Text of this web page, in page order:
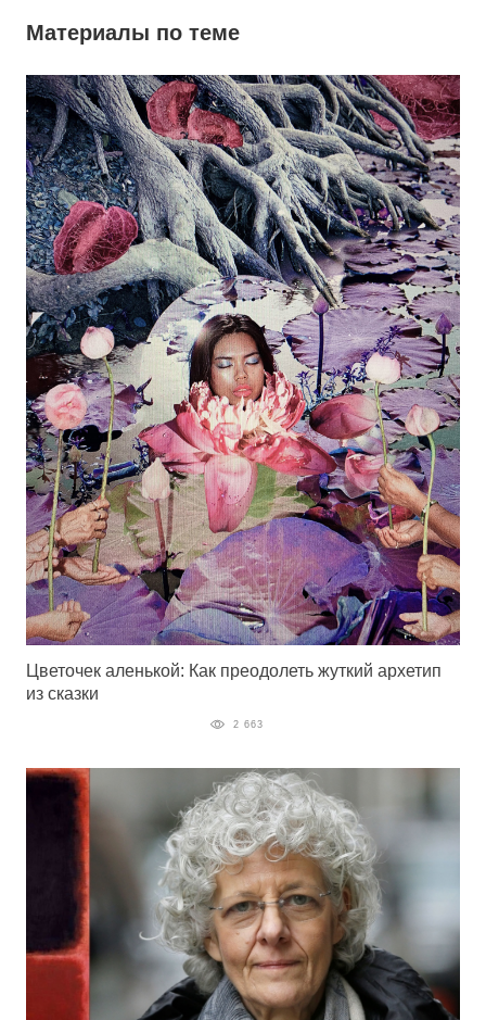
Материалы по теме
Цветочек аленькой: Как преодолеть жуткий архетип
из сказки
2 663